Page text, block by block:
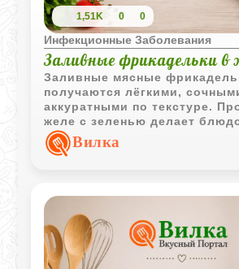
1,51K 0 0
Инфекционные Заболевания
Заливные фрикадельки в
Заливные мясные
получаются лёгкими,
аккуратными по текстуре.
желе с зеленью делает
аппетитным и удобным для
подачи.Вилка